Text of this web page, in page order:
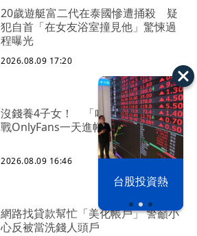
台股投資熱
20歲遊艇富二代在泰國慘遭捅殺 疑
犯自首「在女友浴室撞見他」驚悚過
程曝光
2026.08.09 17:20
沒錢養4子女！ 「哈利波特」女星轉
戰OnlyFans一天進帳65萬
2026.08.09 16:46
網路找貸款幫忙「美化帳戶」 警籲小
心反被當洗錢人頭戶